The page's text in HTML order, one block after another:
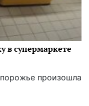
в супермаркете
произошла